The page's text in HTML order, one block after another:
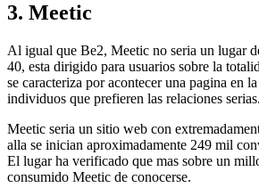
3. Meetic
Al igual que Be2, Meetic no seri­a un lugar
40, esta dirigido para usuarios sobre la
se caracteriza por acontecer una pagina en
individuos que prefieren las relaciones serias.
Meetic seri­a un sitio web con
alla se inician aproximadamente 249 mil
El lugar ha verificado que mas sobre un
consumido Meetic de conocerse.